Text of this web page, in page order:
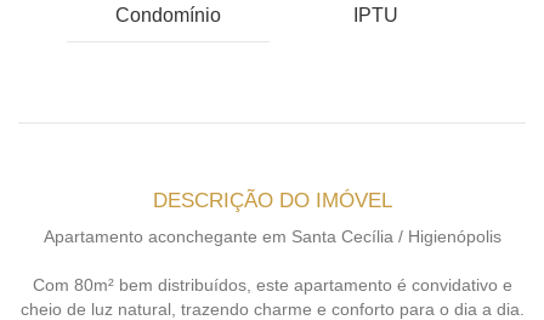
Condomínio
IPTU
DESCRIÇÃO DO IMÓVEL
Apartamento aconchegante em Santa Cecília / Higienópolis
Com 80m² bem distribuídos, este apartamento é convidativo e
cheio de luz natural, trazendo charme e conforto para o dia a dia.